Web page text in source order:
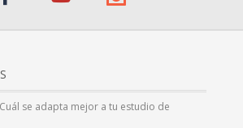
se adapta mejor a tu estudio de